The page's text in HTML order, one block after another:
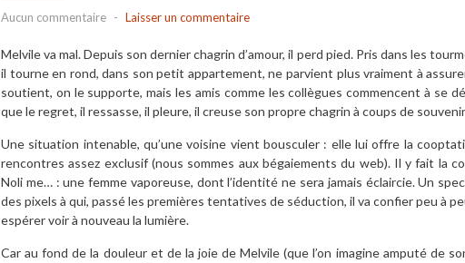
Aucun commentaire - Laisser un commentaire
Melvile va mal. Depuis son dernier chagrin d’amour, il perd pied. Pris dans les
il tourne en rond, dans son petit appartement, ne parvient plus vraiment à
soutient, on le supporte, mais les amis comme les collègues commencent à se
que le regret, il ressasse, il pleure, il creuse son propre chagrin à coups de
Une situation intenable, qu’une voisine vient bousculer : elle lui offre la
rencontres assez exclusif (nous sommes aux bégaiements du web). Il y fait la
Noli me… : une femme vaporeuse, dont l’identité ne sera jamais éclaircie. Un
des pixels à qui, passé les premières tentatives de séduction, il va confier peu à
espérer voir à nouveau la lumière.
Car au fond de la douleur et de la joie de Melvile (que l’on imagine amputé de